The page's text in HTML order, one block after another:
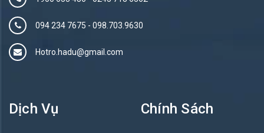
094 234 7675‬ - 098.703.9630
Hotro.hadu@gmail.com
Dịch Vụ Chính Sách